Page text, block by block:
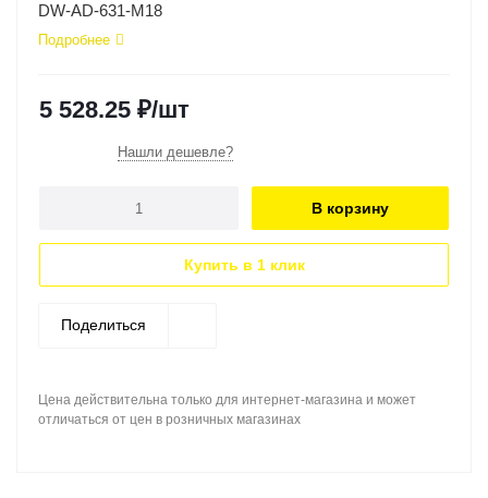
DW-AD-631-M18
Подробнее
5 528.25 ₽/шт
Нашли дешевле?
В корзину
Купить в 1 клик
Поделиться
Цена действительна только для интернет-магазина и может
отличаться от цен в розничных магазинах